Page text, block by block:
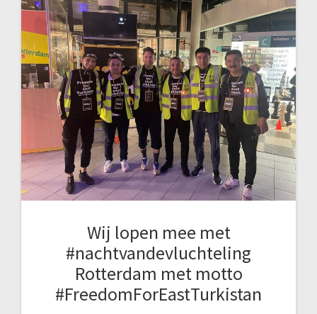
Wij lopen mee met
#nachtvandevluchteling
Rotterdam met motto
#FreedomForEastTurkistan